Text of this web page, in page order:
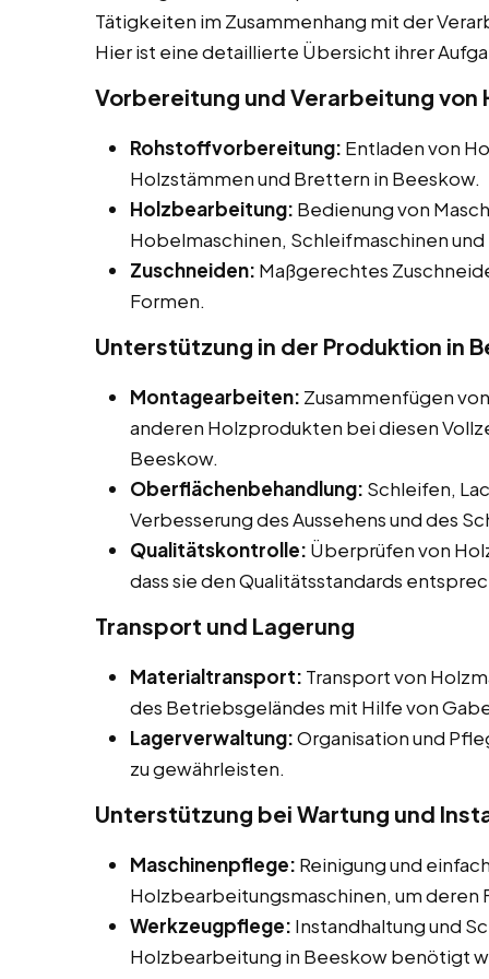
Tätigkeiten im Zusammenhang mit der
Hier ist eine detaillierte Übersicht ihrer
Vorbereitung und Verarbeitung von
Rohstoffvorbereitung: Entladen von
Holzstämmen und Brettern in Beeskow.
Holzbearbeitung: Bedienung von
Hobelmaschinen, Schleifmaschinen und
Zuschneiden: Maßgerechtes
Formen.
Unterstützung in der Produktion in
Montagearbeiten: Zusammenfügen
anderen Holzprodukten bei diesen
Beeskow.
Oberflächenbehandlung: Schleifen,
Verbesserung des Aussehens und des
Qualitätskontrolle: Überprüfen von
dass sie den Qualitätsstandards
Transport und Lagerung
Materialtransport: Transport von
des Betriebsgeländes mit Hilfe von
Lagerverwaltung:Organisation und
zu gewährleisten.
Unterstützung bei Wartung und
Maschinenpflege: Reinigung und
Holzbearbeitungsmaschinen, um
Werkzeugpflege: Instandhaltung und
Holzbearbeitung in Beeskow benötigt